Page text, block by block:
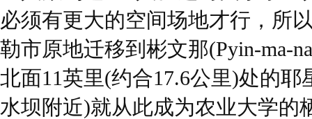
必须有更大的空间场地才行，所
勒市原地迁移到彬文那(Pyin-ma-
北面11英里(约合17.6公里)处的耶
水坝附近)就从此成为农业大学的